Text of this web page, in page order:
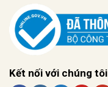
Kết nối với chúng tôi